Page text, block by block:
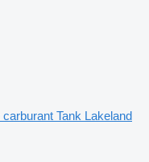
Tank Lakeland